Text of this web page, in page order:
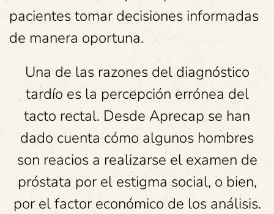
pacientes tomar decisiones informadas
de manera oportuna.
Una de las razones del diagnóstico
tardío es la percepción errónea del
tacto rectal. Desde Aprecap se han
dado cuenta cómo algunos hombres
son reacios a realizarse el examen de
próstata por el estigma social, o bien,
por el factor económico de los análisis.